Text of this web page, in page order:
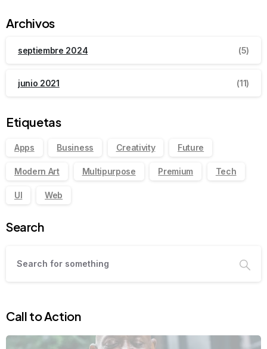
Archivos
septiembre 2024 (5)
junio 2021 (11)
Etiquetas
Apps Business Creativity Future
Modern Art Multipurpose Premium Tech
UI Web
Search
Call to Action